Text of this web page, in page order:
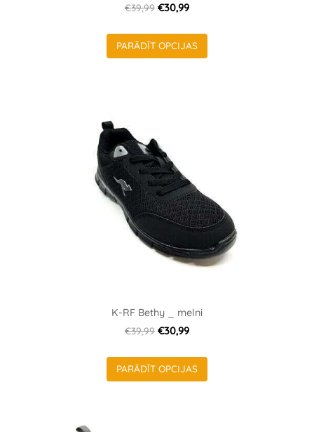
€39,99 €30,99
PARĀDĪT OPCIJAS
K-RF Bethy _ melni
€39,99 €30,99
PARĀDĪT OPCIJAS